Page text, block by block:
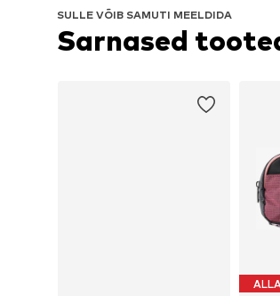
SULLE VÕIB SAMUTI MEELDIDA
Sarnased